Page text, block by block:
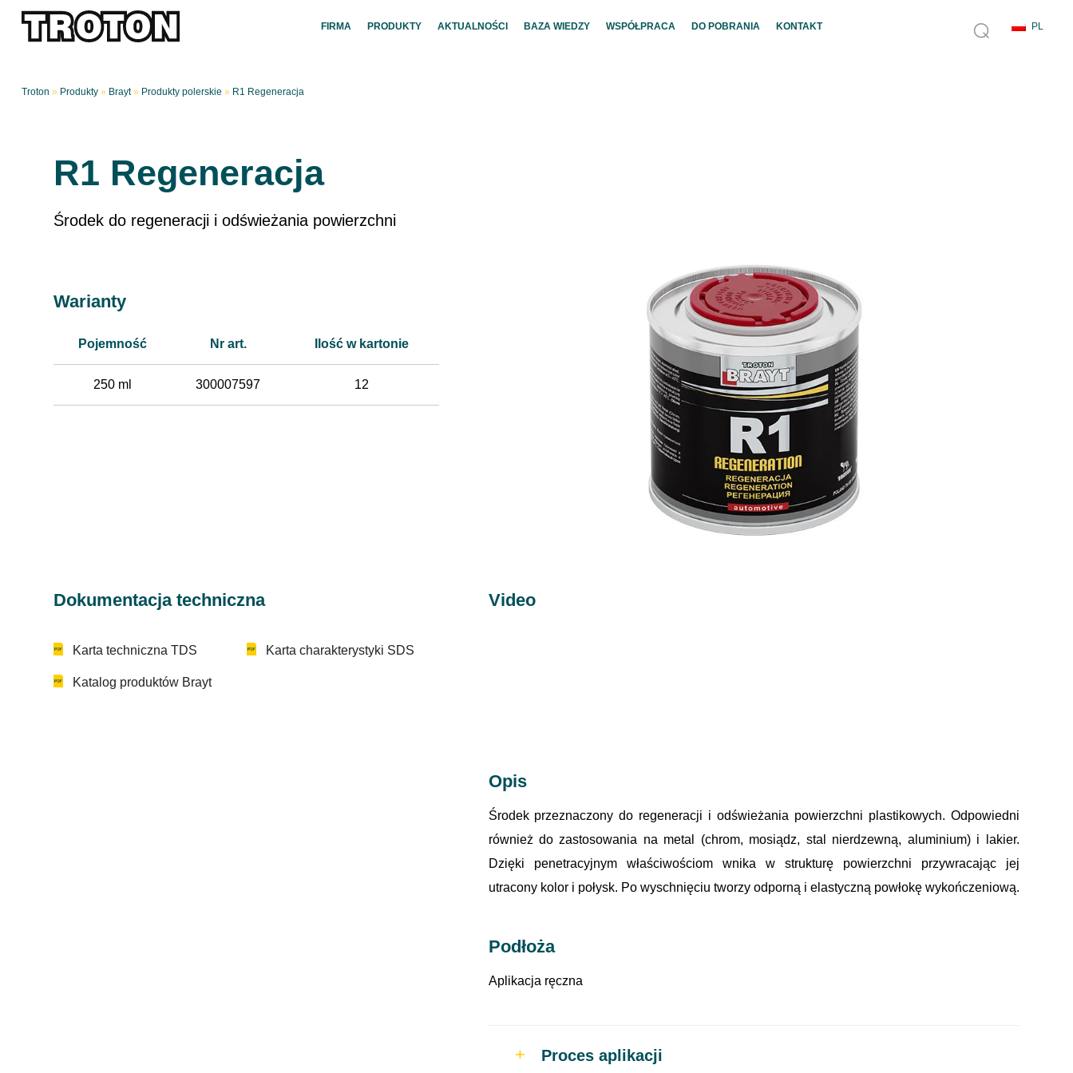
FIRMA PRODUKTY AKTUALNOŚCI BAZA WIEDZY WSPÓŁPRACA DO POBRANIA KONTAKT
Troton » Produkty» Brayt» Produkty polerskie » R1 Regeneracja
R1 Regeneracja
Środek do regeneracji i odświeżania powierzchni
Warianty
Pojemność Nr art. Ilość w kartonie
250 ml 300007597 12
Dokumentacja techniczna
Karta techniczna TDS Karta charakterystyki SDS
Katalog produktów Brayt
Video
Opis
Środek przeznaczony do regeneracji i odświeżania powierzchni plastikowych. Odpowiedni
również do zastosowania na metal (chrom, mosiądz, stal nierdzewną, aluminium) i lakier.
Dzięki penetracyjnym właściwościom wnika w strukturę powierzchni przywracając jej
utracony kolor i połysk. Po wyschnięciu tworzy odporną i elastyczną powłokę wykończeniową.
Podłoża
Aplikacja ręczna
Proces aplikacji